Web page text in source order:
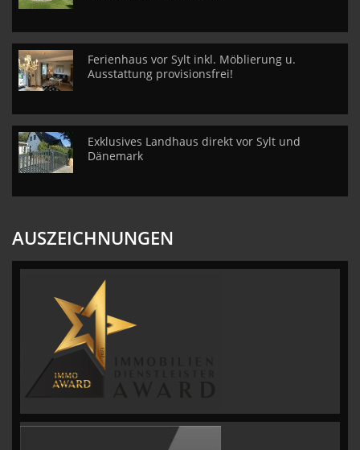
Ferienhaus vor Sylt inkl. Möblierung u.
Ausstattung provisionsfrei!
Exklusives Landhaus direkt vor Sylt und
Dänemark
AUSZEICHNUNGEN